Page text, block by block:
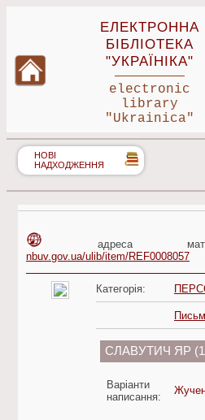
ЕЛЕКТРОННА
БІБЛІОТЕКА
"УКРАЇНІКА"
electronic
library
"Ukrainica"
НОВІ
НАДХОДЖЕННЯ
адреса
nbuv.gov.ua/ulib/item/REF0008057
Категорія:
СЛАВУТИЧ ЯР
Варіанти
написання: